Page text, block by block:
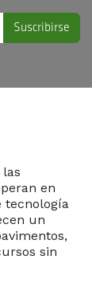
Suscribirse
en
tecnología
un
sin